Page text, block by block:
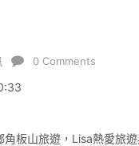
0 Comments
板山旅遊，Lisa熱愛旅